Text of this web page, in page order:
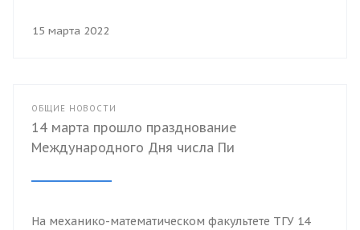
15 марта 2022
ОБЩИЕ НОВОСТИ
14 марта прошло празднование
Международного Дня числа Пи
На механико-математическом факультете ТГУ 14